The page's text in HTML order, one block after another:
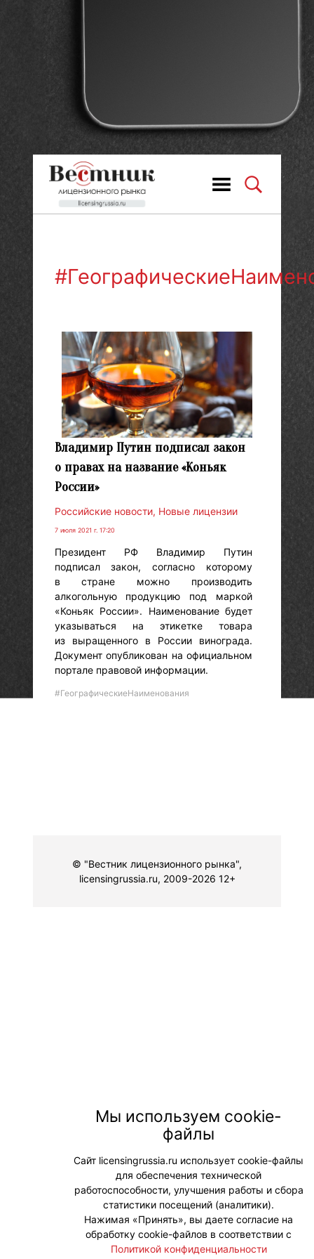
Владимир Путин подписал закон
о правах на название «Коньяк
России»
Российские новости, Новые лицензии
7 июля 2021 г. 17:20
Президент РФ Владимир Путин
подписал закон, согласно которому
в стране можно производить
алкогольную продукцию под маркой
«Коньяк России». Наименование будет
указываться на этикетке товара
из выращенного в России винограда.
Документ опубликован на официальном
портале правовой информации.
#ГеографическиеНаименования
© "Вестник лицензионного рынка",
licensingrussia.ru, 2009-2026 12+
Мы используем cookie-
файлы
Сайт licensingrussia.ru использует cookie-файлы
для обеспечения технической
работоспособности, улучшения работы и сбора
статистики посещений (аналитики).
Нажимая «Принять», вы даете согласие на
обработку cookie-файлов в соответствии с
Политикой конфиденциальности